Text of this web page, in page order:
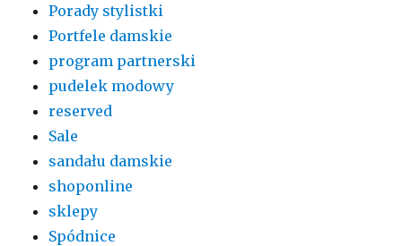
Porady stylistki
Portfele damskie
program partnerski
pudelek modowy
reserved
Sale
sandału damskie
shoponline
sklepy
Spódnice